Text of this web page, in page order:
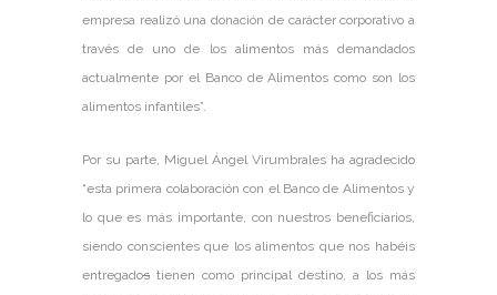
empresa realizó una donación de carácter corporativo a
través de uno de los alimentos más demandados
actualmente por el Banco de Alimentos como son los
alimentos infantiles”.
Por su parte, Miguel Ángel Virumbrales ha agradecido
“esta primera colaboración con el Banco de Alimentos y
lo que es más importante, con nuestros beneficiarios,
siendo conscientes que los alimentos que nos habéis
entregados tienen como principal destino, a los más